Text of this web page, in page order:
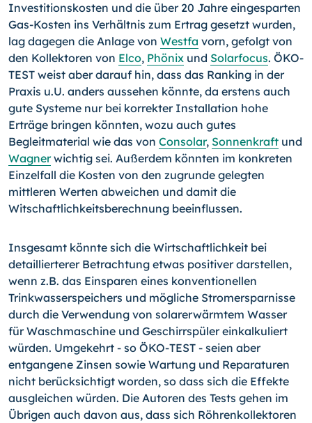
Investitionskosten und die über 20 Jahre eingesparten
Gas-Kosten ins Verhältnis zum Ertrag gesetzt wurden,
lag dagegen die Anlage von Westfa vorn, gefolgt von
den Kollektoren von Elco, Phönix und Solarfocus. ÖKO-
TEST weist aber darauf hin, dass das Ranking in der
Praxis u.U. anders aussehen könnte, da erstens auch
gute Systeme nur bei korrekter Installation hohe
Erträge bringen könnten, wozu auch gutes
Begleitmaterial wie das von Consolar, Sonnenkraft und
Wagnerwichtig sei. Außerdem könnten im konkreten
Einzelfall die Kosten von den zugrunde gelegten
mittleren Werten abweichen und damit die
Witschaftlichkeitsberechnung beeinflussen.
Insgesamt könnte sich die Wirtschaftlichkeit bei
detaillierterer Betrachtung etwas positiver darstellen,
wenn z.B. das Einsparen eines konventionellen
Trinkwasserspeichers und mögliche Stromersparnisse
durch die Verwendung von solarerwärmtem Wasser
für Waschmaschine und Geschirrspüler einkalkuliert
würden. Umgekehrt - so ÖKO-TEST - seien aber
entgangene Zinsen sowie Wartung und Reparaturen
nicht berücksichtigt worden, so dass sich die Effekte
ausgleichen würden. Die Autoren des Tests gehen im
Übrigen auch davon aus, dass sich Röhrenkollektoren